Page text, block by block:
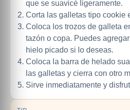
que se suavicé ligeramente.
Corta las galletas tipo cookie
Coloca los trozos de galleta
tazón o copa. Puedes
hielo picado si lo deseas.
Coloca la barra de helado
las galletas y cierra con otro
Sirve inmediatamente y